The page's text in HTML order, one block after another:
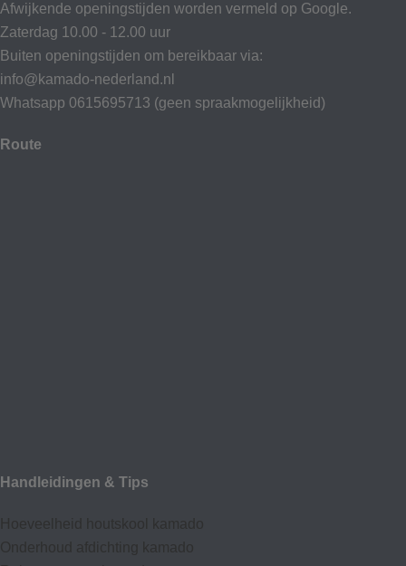
Afwijkende openingstijden worden vermeld op Google.
Zaterdag 10.00 - 12.00 uur
Buiten openingstijden om bereikbaar via:
info@kamado-nederland.nl
Whatsapp 0615695713 (geen spraakmogelijkheid)
Route
Handleidingen & Tips
Hoeveelheid houtskool kamado
Onderhoud afdic
hting kamado